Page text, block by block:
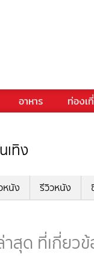
อาหาร ท่องเ
เทิง
หนัง รีวิวหนัง
สุด ที่เกี่ยว